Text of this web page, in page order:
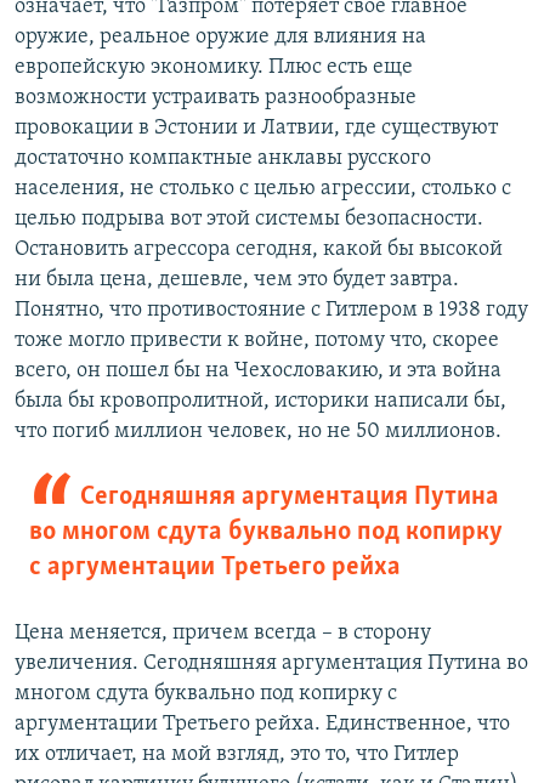
означает, что "Газпром" потеряет свое главное
оружие, реальное оружие для влияния на
европейскую экономику. Плюс есть еще
возможности устраивать разнообразные
провокации в Эстонии и Латвии, где существуют
достаточно компактные анклавы русского
населения, не столько с целью агрессии, столько с
целью подрыва вот этой системы безопасности.
Остановить агрессора сегодня, какой бы высокой
ни была цена, дешевле, чем это будет завтра.
Понятно, что противостояние с Гитлером в 1938 году
тоже могло привести к войне, потому что, скорее
всего, он пошел бы на Чехословакию, и эта война
была бы кровопролитной, историки написали бы,
что погиб миллион человек, но не 50 миллионов.
Сегодняшняя аргументация Путина
во многом сдута буквально под копирку
с аргументации Третьего рейха
Цена меняется, причем всегда – в сторону
увеличения. Сегодняшняя аргументация Путина во
многом сдута буквально под копирку с
аргументации Третьего рейха. Единственное, что
их отличает, на мой взгляд, это то, что Гитлер